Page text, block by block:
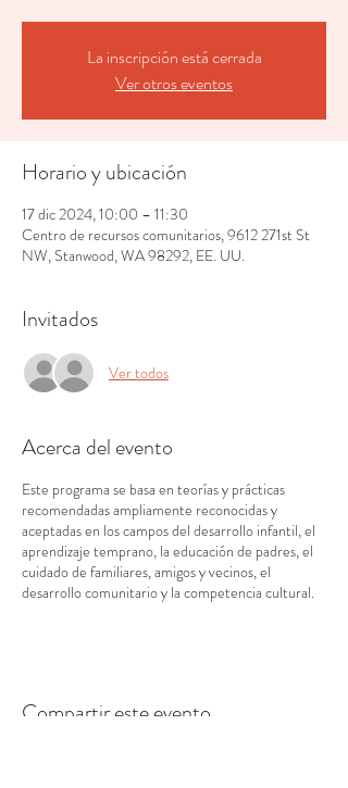
La inscripción está cerrada
Ver otros eventos
Horario y ubicación
17 dic 2024, 10:00 – 11:30
Centro de recursos comunitarios, 9612 271st St
NW, Stanwood, WA 98292, EE. UU.
Invitados
Ver todos
Acerca del evento
Este programa se basa en teorías y prácticas
recomendadas ampliamente reconocidas y
aceptadas en los campos del desarrollo infantil, el
aprendizaje temprano, la educación de padres, el
cuidado de familiares, amigos y vecinos, el
desarrollo comunitario y la competencia cultural.
Compartir este evento